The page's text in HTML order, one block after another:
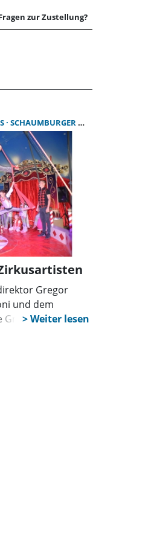
zur Zustellung?
|
SCHAUMBURGER WOCHENBLATT
Gregor
und dem
Grundschüler